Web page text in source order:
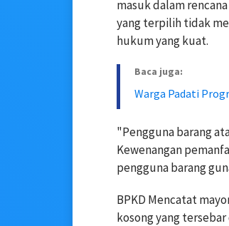
masuk dalam
yang terpilih tidak
hukum yang kuat.
Baca juga:
Warga Padati
"Pengguna barang
Kewenangan
pengguna barang
BPKD Mencatat
kosong yang